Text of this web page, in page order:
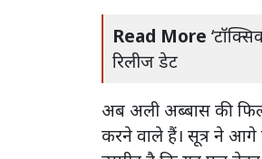
Read More
रिलीज डेट
अब अली अब्बास की
करने वाले हैं। सूत्र ने